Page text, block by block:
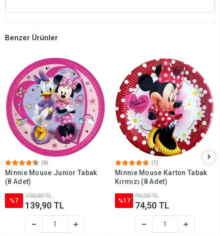
Benzer Ürünler
(6)
Minnie Mouse Junior Tabak
(8 Adet)
%7
150,00 TL
139,90 TL
(1)
Minnie Mouse Karton Tabak
Kırmızı (8 Adet)
%17
90,00 TL
74,50 TL